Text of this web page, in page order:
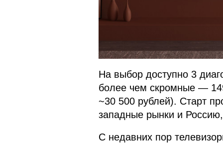
На выбор доступно 3
более чем скромные —
~30 500 рублей). Старт
западные рынки и Россию,
С недавних пор